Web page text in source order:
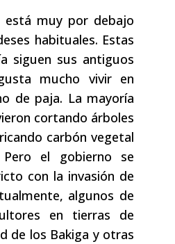
está muy por debajo
habituales. Estas
siguen sus antiguos
mucho vivir en
de paja. La mayoría
cortando árboles
carbón vegetal
el gobierno se
con la invasión de
algunos de
en tierras de
de los Bakiga y otras